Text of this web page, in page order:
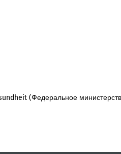
(Федеральное